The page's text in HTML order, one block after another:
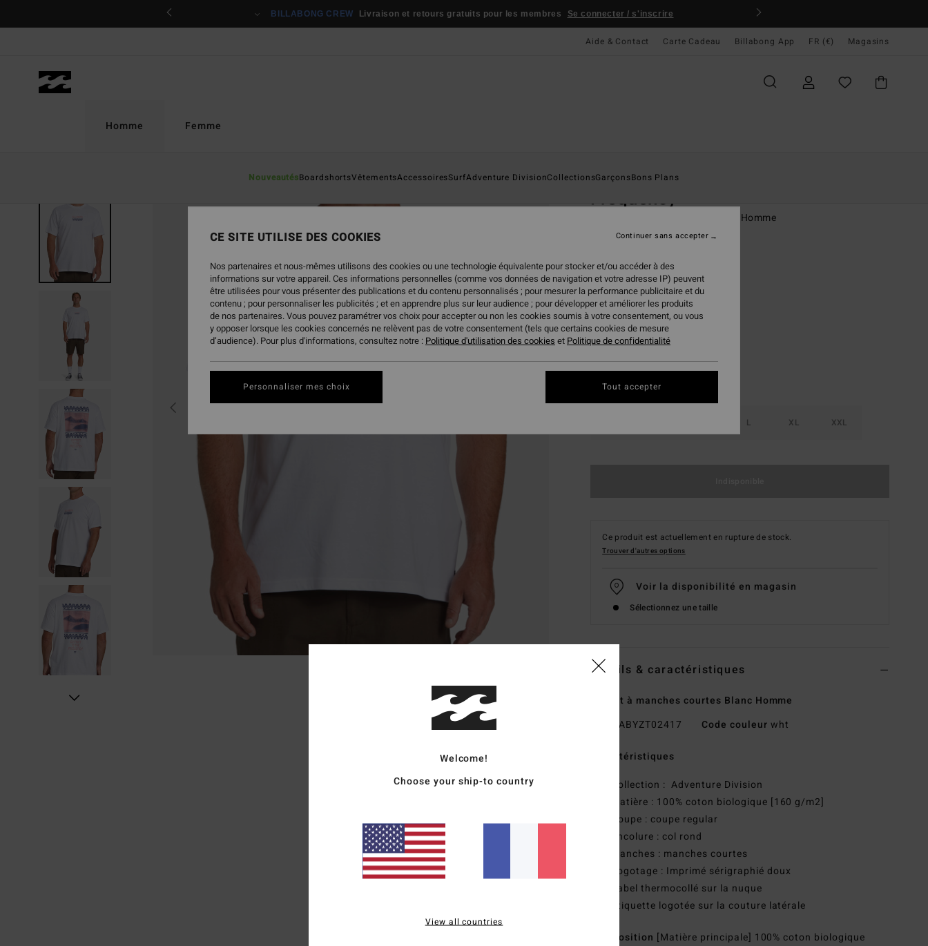
BILLABONG CREW Livraison et retours gratuits pour les membres Se connecter / s'inscrire
Aide & Contact Carte Cadeau Billabong App FR (€) Magasins
Homme
NouveautésBoardshortsVêtementsAccessoiresSurfAdventure DivisionCollectionsGarçonsBons Plans
Femme
RUPTURE DE STOCK
Frequency
T-Shirt à manches courtes Blanc Homme
35,95 €
CouleurWhite
L XL XXL
Ce produit est actuellement en rupture de stock.
Trouver d'autres options
Voir la disponibilité en magasin
Sélectionnez une taille
Details & caractéristiques
T-Shirt à manches courtes Blanc Homme
ABYZT02417 Code couleur wht
Caractéristiques
Collection : Adventure Division
Matière : 100% coton biologique [160 g/m2]
Coupe : coupe regular
Encolure : col rond
Manches : manches courtes
Logotage : Imprimé sérigraphié doux
Label thermocollé sur la nuque
Étiquette logotée sur la couture latérale
Composition [Matière principale] 100% coton biologique
Welcome!
Choose your ship-to country
View all countries
CE SITE UTILISE DES COOKIES
Nos partenaires et nous-mêmes utilisons des cookies ou une technologie équivalente pour stocker et/ou accéder à des
informations sur votre appareil. Ces informations personnelles (comme vos données de navigation et votre adresse IP) peuvent
être utilisées pour vous présenter des publications et du contenu personnalisés ; pour mesurer la performance publicitaire et du
contenu ; pour personnaliser les publicités ; et en apprendre plus sur leur audience ; pour développer et améliorer les produits
de nos partenaires. Vous pouvez paramétrer vos choix pour accepter ou non les cookies soumis à votre consentement, ou vous
y opposer lorsque les cookies concernés ne relèvent pas de votre consentement (tels que certains cookies de mesure
d’audience). Pour plus d'informations, consultez notre : Politique d'utilisation des cookies et Politique de confidentialité
Personnaliser mes choix
Continuer sans accepter
Tout accepter